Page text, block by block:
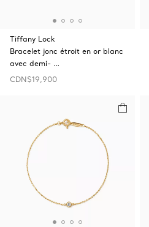
Tiffany Lock
Bracelet jonc étroit en or blanc
avec demi- …
CDN$19,900